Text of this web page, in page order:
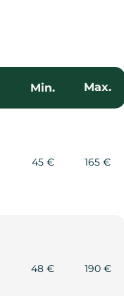
Min. Max.
45 € 165 €
48 € 190 €